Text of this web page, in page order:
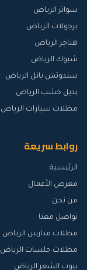
سواتر الرياض
برجولات الرياض
هناجر الرياض
شبوك الرياض
سندوتش بانل الرياض
بديل خشب الرياض
مظلات سيارات الرياض
روابط سريعة
الرئيسية
معرض الأعمال
من نحن
تواصل معنا
مظلات مدارس الرياض
مظلات جلسات الرياض
بيوت الشعر الرياض